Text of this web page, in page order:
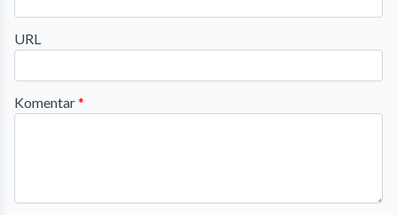
URL
Komentar*